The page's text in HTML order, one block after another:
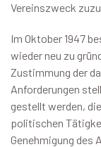
Vereinszweck
Im Oktober 1947
wieder neu zu
Zustimmung der
Anforderungen
gestellt werden,
politischen
Genehmigung des